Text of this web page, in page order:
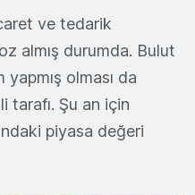
ve tedarik
almış durumda. Bulut
olması da
tarafı. Şu an için
piyasa değeri